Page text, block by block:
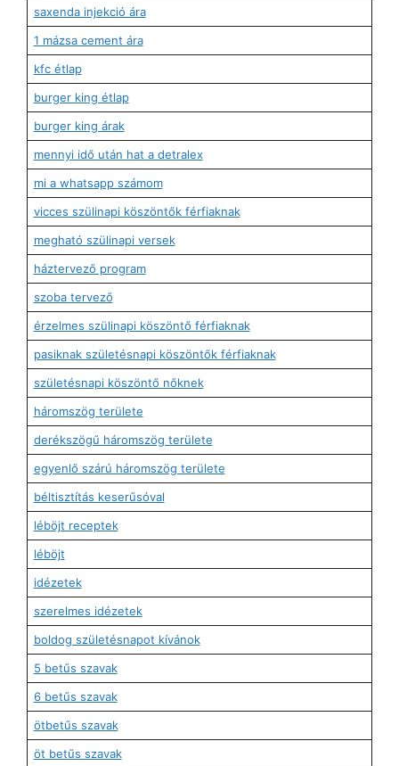
saxenda injekció ára
1 mázsa cement ára
kfc étlap
burger king étlap
burger king árak
mennyi idő után hat a detralex
mi a whatsapp számom
vicces szülinapi köszöntők férfiaknak
megható szülinapi versek
háztervező program
szoba tervező
érzelmes szülinapi köszöntő férfiaknak
pasiknak születésnapi köszöntők férfiaknak
születésnapi köszöntő nőknek
háromszög területe
derékszögű háromszög területe
egyenlő szárú háromszög területe
béltisztítás keserűsóval
léböjt receptek
léböjt
idézetek
szerelmes idézetek
boldog születésnapot kívánok
5 betűs szavak
6 betűs szavak
ötbetűs szavak
öt betűs szavak